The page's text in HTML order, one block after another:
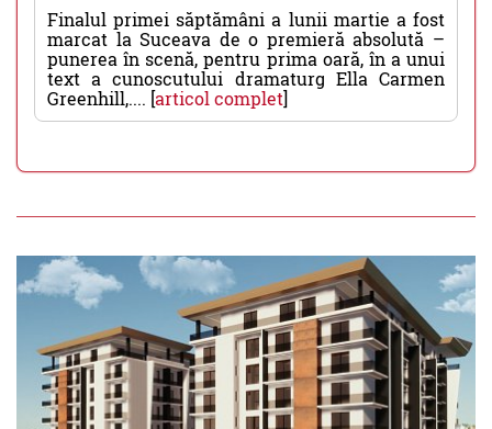
Finalul primei săptămâni a lunii martie a fost
marcat la Suceava de o premieră absolută –
punerea în scenă, pentru prima oară, în a unui
text a cunoscutului dramaturg Ella Carmen
Greenhill,.... [articol complet]